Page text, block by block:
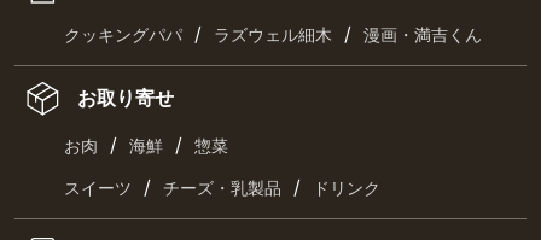
クッキングパパ / ラズウェル細木 / 漫画・満吉くん
お取り寄せ
お肉 / 海鮮 / 惣菜
スイーツ / チーズ・乳製品 / ドリンク